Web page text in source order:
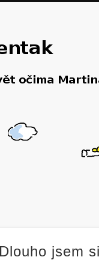
Dlouho jsem